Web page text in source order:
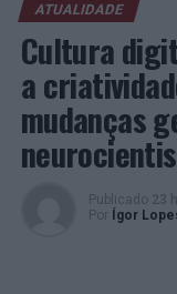
TÓPICOS
DESTAQUE
PSP
PRÓXIMO
São João da
Preventiva
Cascais: PSP
ATUALIDADE
Cultura
a
mudanças
Publicado 23
Por
Ígor